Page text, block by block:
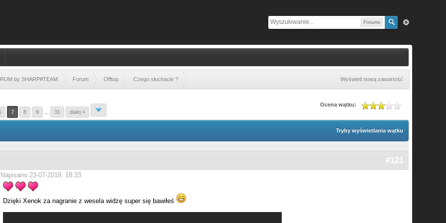
Forums
by SHARP#TEAM Forum Offtop Czego słuchacie ? Wyświetl nową zawartość
7 8 9 31 dalej »
Ocena wątku:
Tryby wyświetlania wątku
#121
Napisano 23-07-2019, 18:33
Dzięki Xenok za nagranie z wesela widzę super się bawiłeś